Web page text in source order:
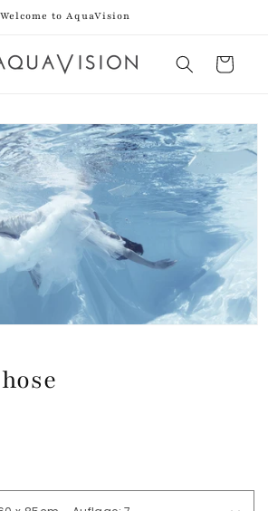
Welcome to AquaVision
Warenkorb